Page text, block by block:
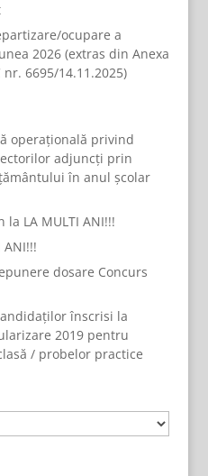
ocupare a
2026 (extras din Anexa
6695/14.11.2025)
operațională privind
adjuncți prin
în anul școlar
la LA MULTI ANI!!!
ANI!!!
dosare Concurs
înscrisi la
2019 pentru
/ probelor practice